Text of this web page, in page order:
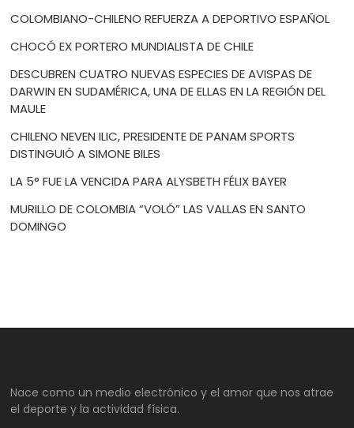
COLOMBIANO-CHILENO REFUERZA A DEPORTIVO ESPAÑOL
CHOCÓ EX PORTERO MUNDIALISTA DE CHILE
DESCUBREN CUATRO NUEVAS ESPECIES DE AVISPAS DE
DARWIN EN SUDAMÉRICA, UNA DE ELLAS EN LA REGIÓN DEL
MAULE
CHILENO NEVEN ILIC, PRESIDENTE DE PANAM SPORTS
DISTINGUIÓ A SIMONE BILES
LA 5° FUE LA VENCIDA PARA ALYSBETH FÉLIX BAYER
MURILLO DE COLOMBIA “VOLÓ” LAS VALLAS EN SANTO
DOMINGO
Nace como un medio electrónico y el amor que nos atrae
el deporte y la actividad física.